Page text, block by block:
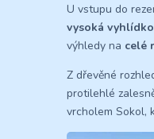
U vstupu do
vysoká
výhledy na celé
Z dřevěné
protilehlé
vrcholem Sokol,